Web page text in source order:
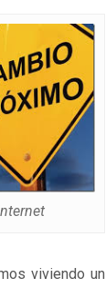
viviendo un